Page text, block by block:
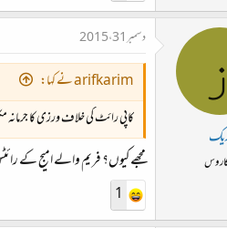
ز
دسمبر 31، 2015
arifkarim نے کہا:
کاپی رائٹ کی خلاف ورزی کا جرمانہ
مجھے کیوں؟ فریم والے امیج کے
1